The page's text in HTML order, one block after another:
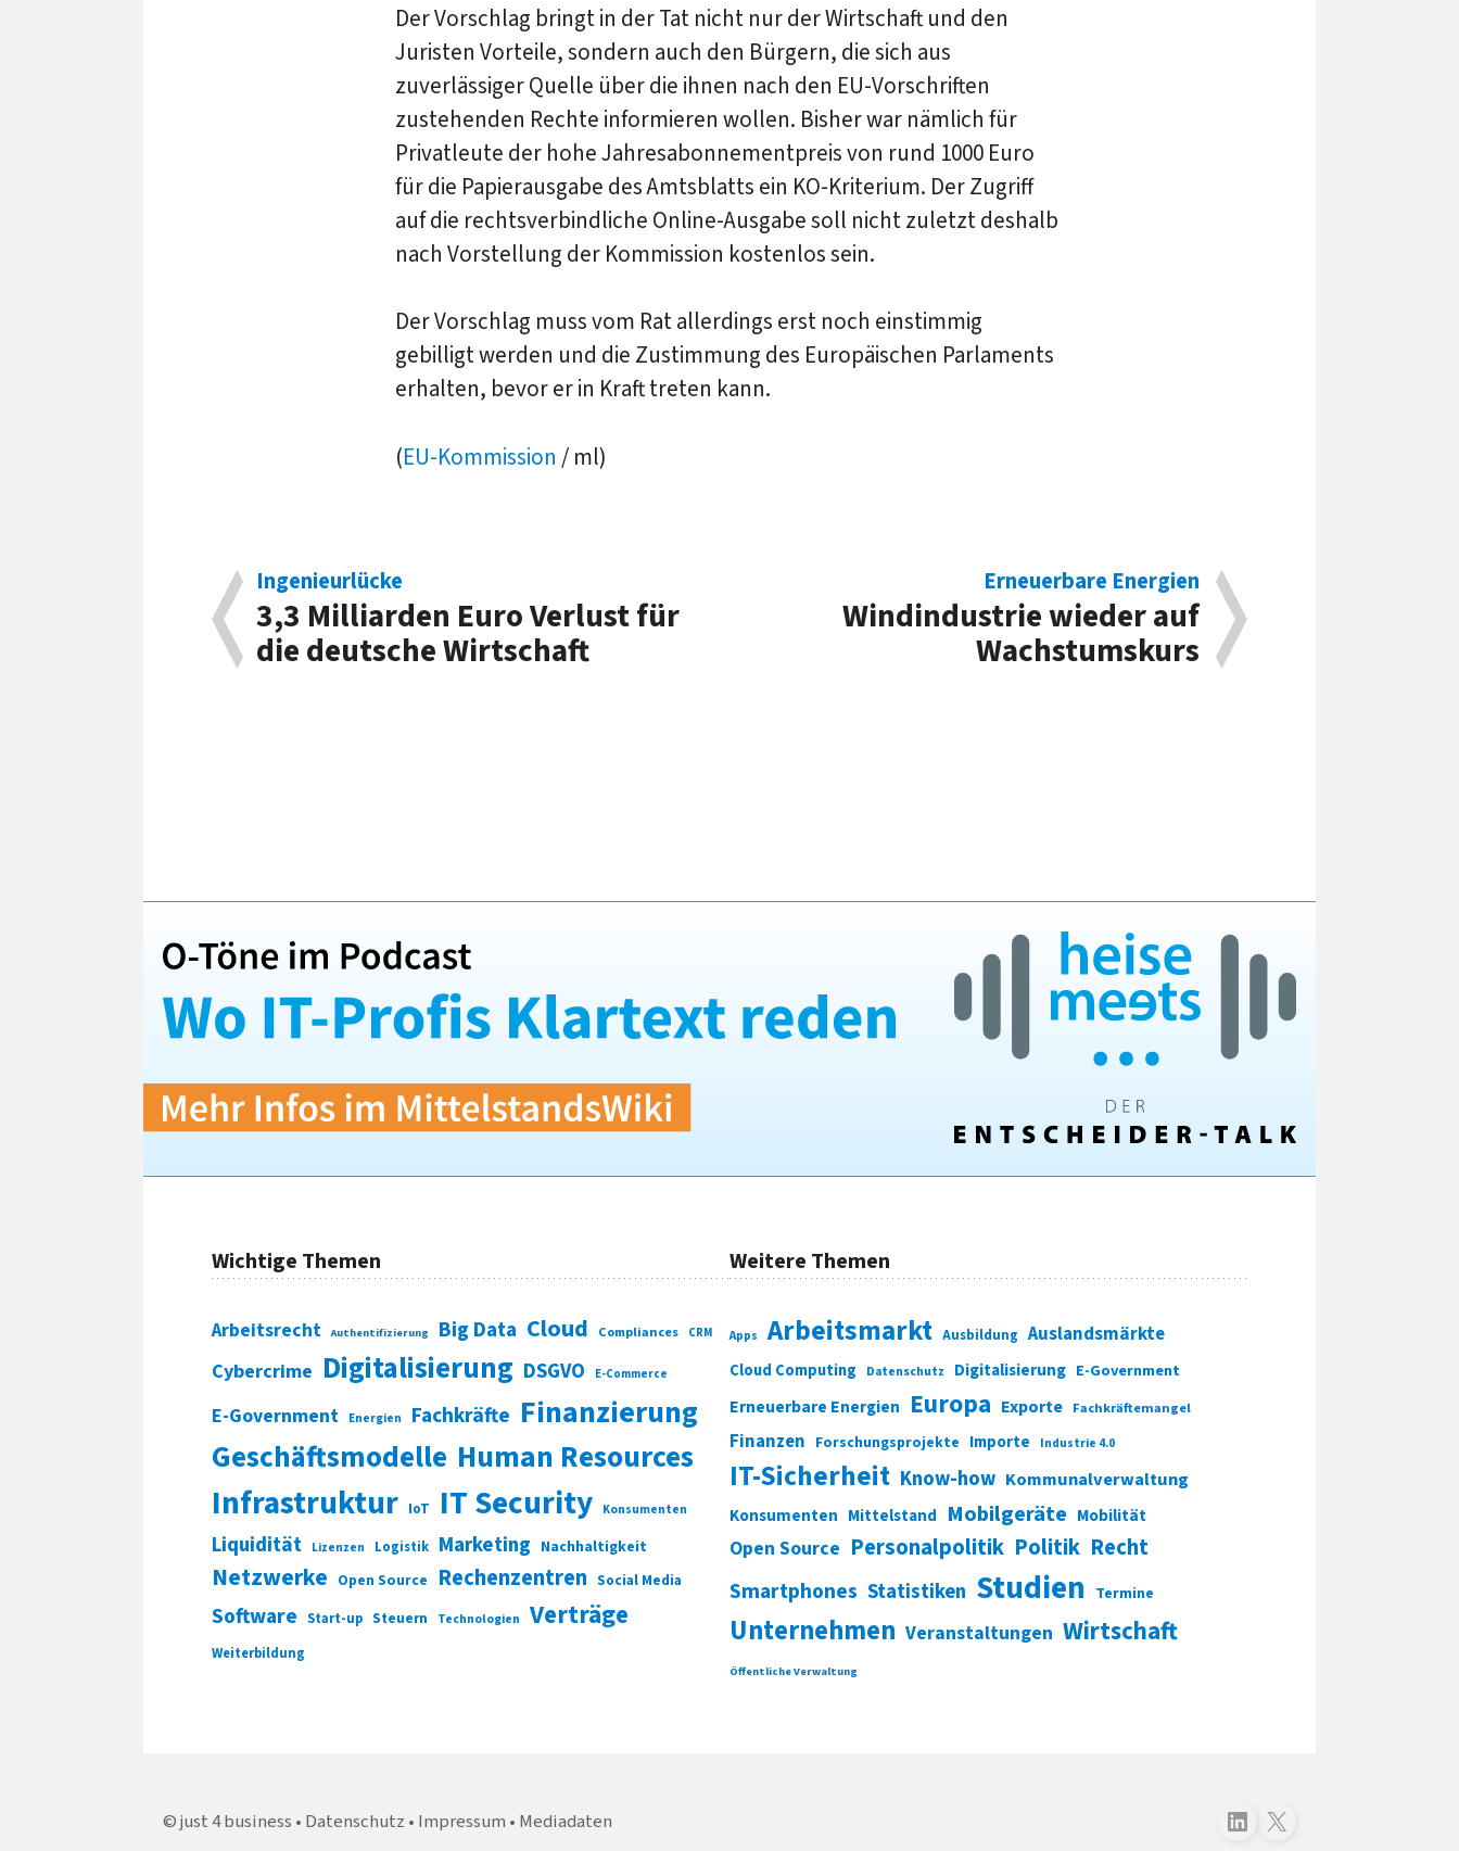
Der Vorschlag bringt in der Tat nicht nur der Wirtschaft und den
Juristen Vorteile, sondern auch den Bürgern, die sich aus
zuverlässiger Quelle über die ihnen nach den EU-Vorschriften
zustehenden Rechte informieren wollen. Bisher war nämlich für
Privatleute der hohe Jahresabonnementpreis von rund 1000 Euro
für die Papierausgabe des Amtsblatts ein KO-Kriterium. Der Zugriff
auf die rechtsverbindliche Online-Ausgabe soll nicht zuletzt deshalb
nach Vorstellung der Kommission kostenlos sein.
Der Vorschlag muss vom Rat allerdings erst noch einstimmig
gebilligt werden und die Zustimmung des Europäischen Parlaments
erhalten, bevor er in Kraft treten kann.
(EU-Kommission / ml)
Ingenieurlücke
3,3 Milliarden Euro Verlust für
die deutsche Wirtschaft
Erneuerbare Energien
Windindustrie wieder auf
Wachstumskurs
Wichtige Themen
Arbeitsrecht Authentifizierung Big Data Cloud Compliances CRM
Cybercrime Digitalisierung DSGVO E-Commerce
E-Government Energien Fachkräfte Finanzierung
Geschäftsmodelle Human Resources
Infrastruktur IoT IT Security Konsumenten
Liquidität Lizenzen Logistik Marketing Nachhaltigkeit
Netzwerke Open Source Rechenzentren Social Media
Software Start-up Steuern Technologien Verträge
Weiterbildung
Weitere Themen
Apps Arbeitsmarkt Ausbildung Auslandsmärkte
Cloud Computing Datenschutz Digitalisierung E-Government
Erneuerbare Energien Europa Exporte Fachkräftemangel
Finanzen Forschungsprojekte Importe Industrie 4.0
IT-Sicherheit Know-how Kommunalverwaltung
Konsumenten Mittelstand Mobilgeräte Mobilität
Open Source Personalpolitik Politik Recht
Smartphones Statistiken Studien Termine
Unternehmen Veranstaltungen Wirtschaft
Öffentliche Verwaltung
Folgen Sie uns auf LinkedInFolgen Sie uns auf X (Twitter)
just 4 business Datenschutz Impressum Mediadaten